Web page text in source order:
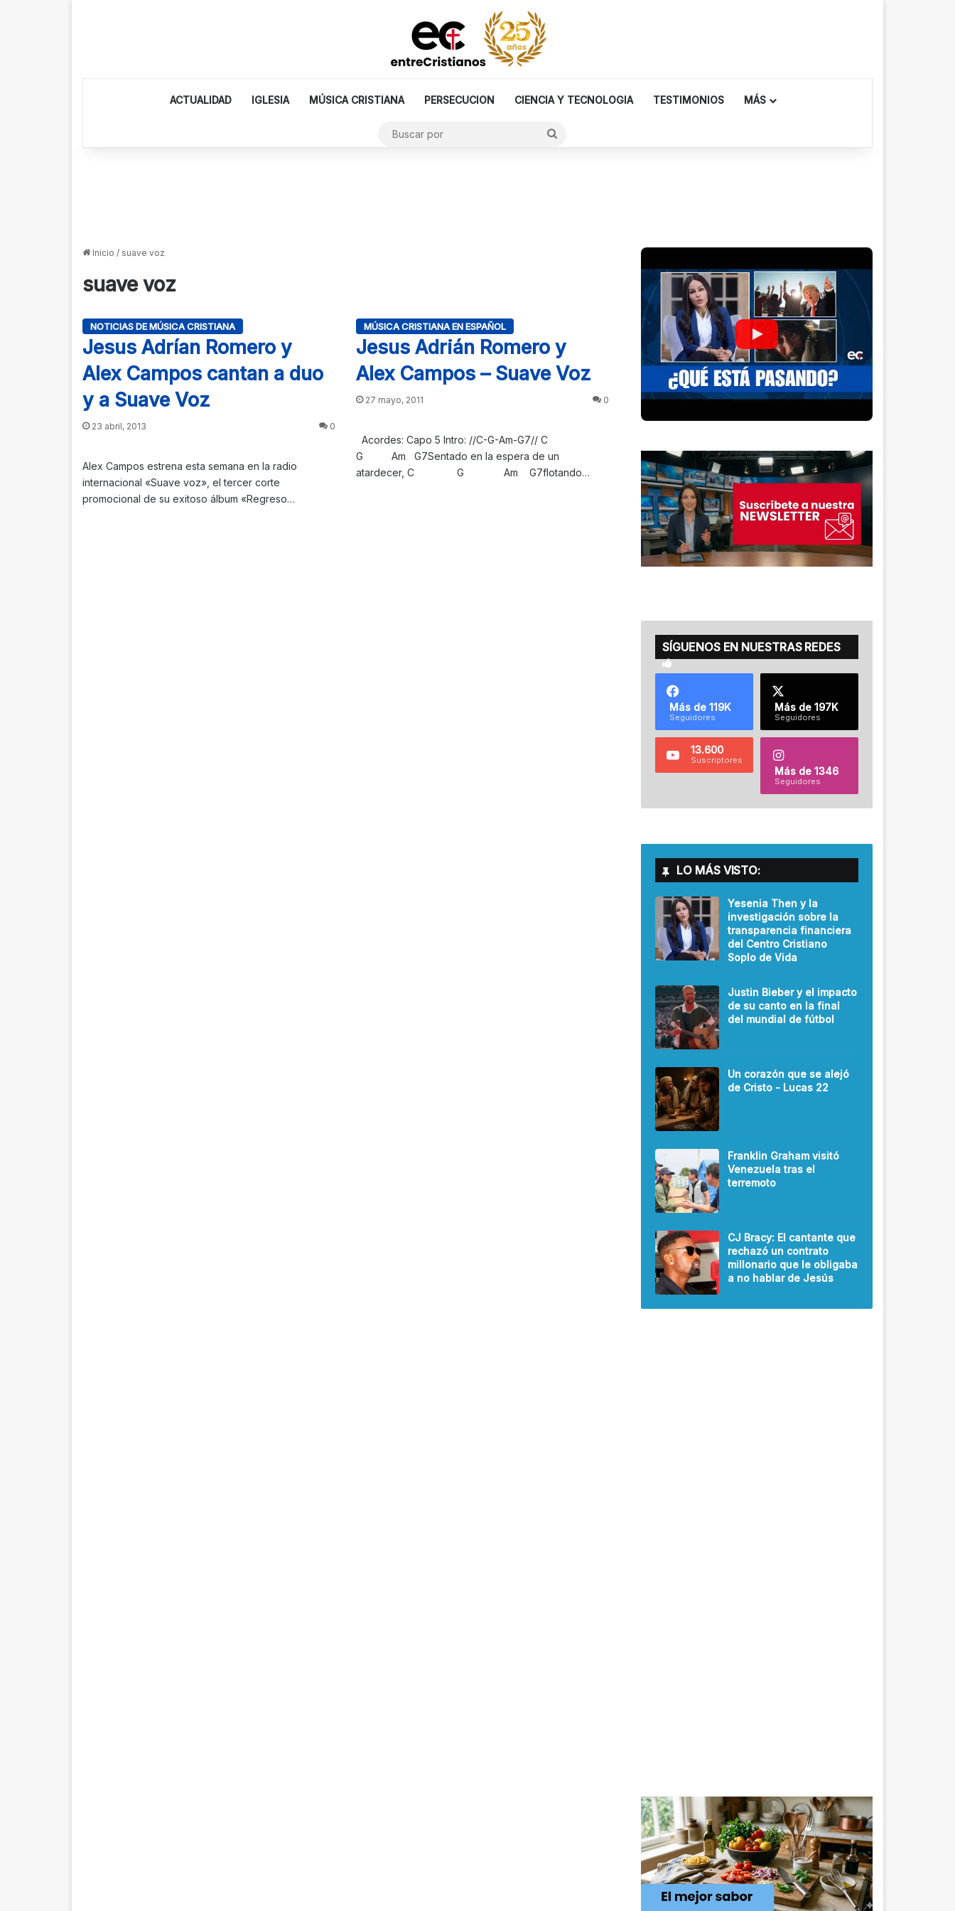
ACTUALIDAD IGLESIA MÚSICA CRISTIANA PERSECUCION CIENCIA Y TECNOLOGIA TESTIMONIOS MÁS
Inicio / suave voz
suave voz
NOTICIAS DE MÚSICA CRISTIANA
Jesus Adrían Romero y
Alex Campos cantan a duo
y a Suave Voz
23 abril, 2013 0
Alex Campos estrena esta semana en la radio
internacional «Suave voz», el tercer corte
promocional de su exitoso álbum «Regreso…
MÚSICA CRISTIANA EN ESPAÑOL
Jesus Adrián Romero y
Alex Campos – Suave Voz
27 mayo, 2011 0
Acordes: Capo 5 Intro: //C-G-Am-G7// C
G Am G7Sentado en la espera de un
atardecer, C G Am G7flotando…
SÍGUENOS EN NUESTRAS REDES
Más de 119K
Seguidores
Más de 197K
Seguidores
13.600
Suscriptores
Más de 1346
Seguidores
LO MÁS VISTO:
Yesenia Then y la
investigación sobre la
transparencia financiera
del Centro Cristiano
Soplo de Vida
Justin Bieber y el impacto
de su canto en la final
del mundial de fútbol
Un corazón que se alejó
de Cristo - Lucas 22
Franklin Graham visitó
Venezuela tras el
terremoto
CJ Bracy: El cantante que
rechazó un contrato
millonario que le obligaba
a no hablar de Jesús